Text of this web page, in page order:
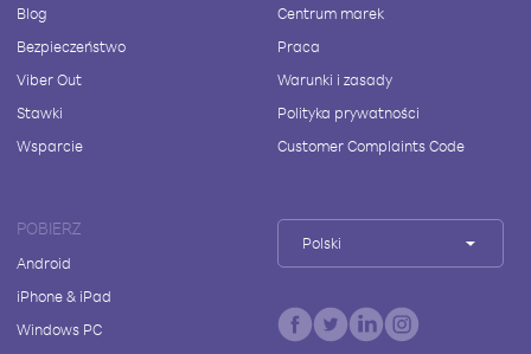
Blog
Bezpieczeństwo
Viber Out
Stawki
Wsparcie
Centrum marek
Praca
Warunki i zasady
Polityka prywatności
Customer Complaints Code
POBIERZ
Android
iPhone & iPad
Windows PC
Polski